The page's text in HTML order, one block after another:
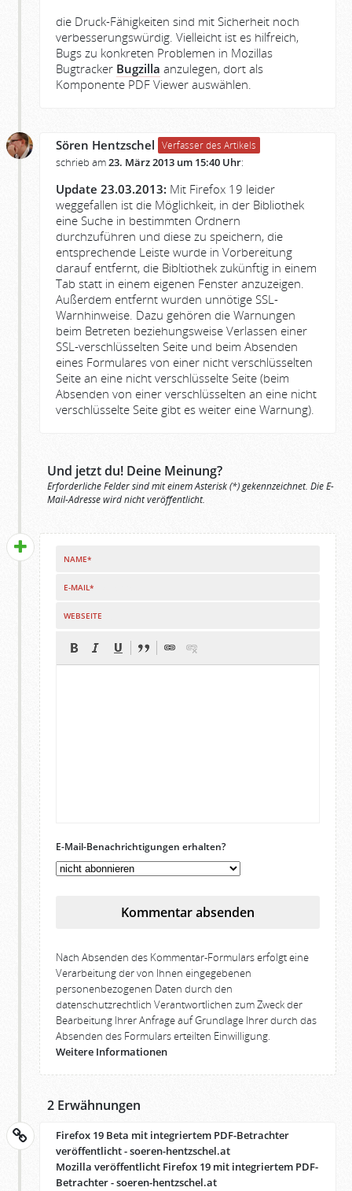
die Druck-Fähigkeiten sind mit Sicherheit noch
verbesserungswürdig. Vielleicht ist es hilfreich,
Bugs zu konkreten Problemen in Mozillas
Bugtracker Bugzilla anzulegen, dort als
Komponente PDF Viewer auswählen.
Sören Hentzschel Verfasser des Artikels
schrieb am23. März 2013 um 15:40 Uhr:
Update 23.03.2013: Mit Firefox 19 leider
weggefallen ist die Möglichkeit, in der Bibliothek
eine Suche in bestimmten Ordnern
durchzuführen und diese zu speichern, die
entsprechende Leiste wurde in Vorbereitung
darauf entfernt, die Bibltiothek zukünftig in einem
Tab statt in einem eigenen Fenster anzuzeigen.
Außerdem entfernt wurden unnötige SSL-
Warnhinweise. Dazu gehören die Warnungen
beim Betreten beziehungsweise Verlassen einer
SSL-verschlüsselten Seite und beim Absenden
eines Formulares von einer nicht verschlüsselten
Seite an eine nicht verschlüsselte Seite (beim
Absenden von einer verschlüsselten an eine nicht
verschlüsselte Seite gibt es weiter eine Warnung).
Und jetzt du! Deine Meinung?
Erforderliche Felder sind mit einem Asterisk (*) gekennzeichnet. Die E-
Mail-Adresse wird nicht veröffentlicht.
NAME*
E-MAIL*
WEBSEITE
E-Mail-Benachrichtigungen erhalten?
Kommentar absenden
Nach Absenden des Kommentar-Formulars erfolgt eine
Verarbeitung der von Ihnen eingegebenen
personenbezogenen Daten durch den
datenschutzrechtlich Verantwortlichen zum Zweck der
Bearbeitung Ihrer Anfrage auf Grundlage Ihrer durch das
Absenden des Formulars erteilten Einwilligung.
Weitere Informationen
2 Erwähnungen
Firefox 19 Beta mit integriertem PDF-Betrachter
veröffentlicht - soeren-hentzschel.at
Mozilla veröffentlicht Firefox 19 mit integriertem PDF-
Betrachter - soeren-hentzschel.at